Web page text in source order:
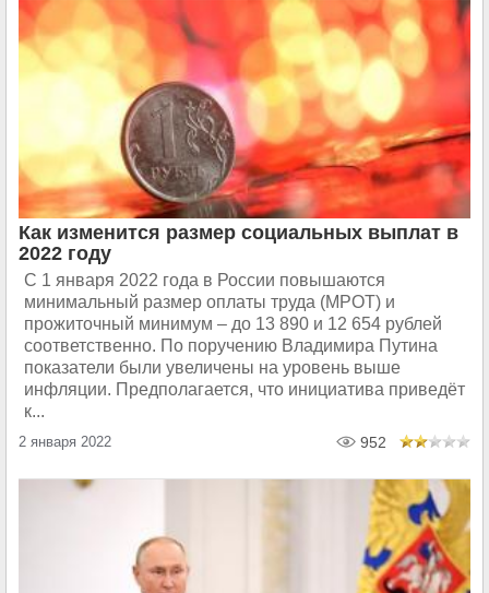
Как изменится размер социальных выплат в
2022 году
С 1 января 2022 года в России повышаются
минимальный размер оплаты труда (МРОТ) и
прожиточный минимум – до 13 890 и 12 654 рублей
соответственно. По поручению Владимира Путина
показатели были увеличены на уровень выше
инфляции. Предполагается, что инициатива приведёт
к...
2 января 2022 952